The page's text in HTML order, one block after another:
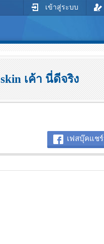
เข้าสู่ระบบ
เค้า นี่ดีจริง
เฟสบุ๊คแชร์